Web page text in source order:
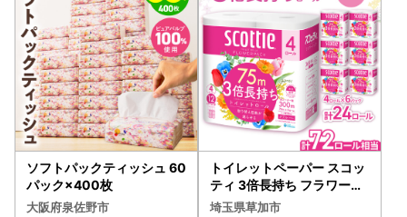
ソフトパックティッシュ 60
パック×400枚
大阪府泉佐野市
トイレットペーパー スコッ
ティ 3倍長持ち フラワーパ
ック 4ロール×6P
埼玉県草加市